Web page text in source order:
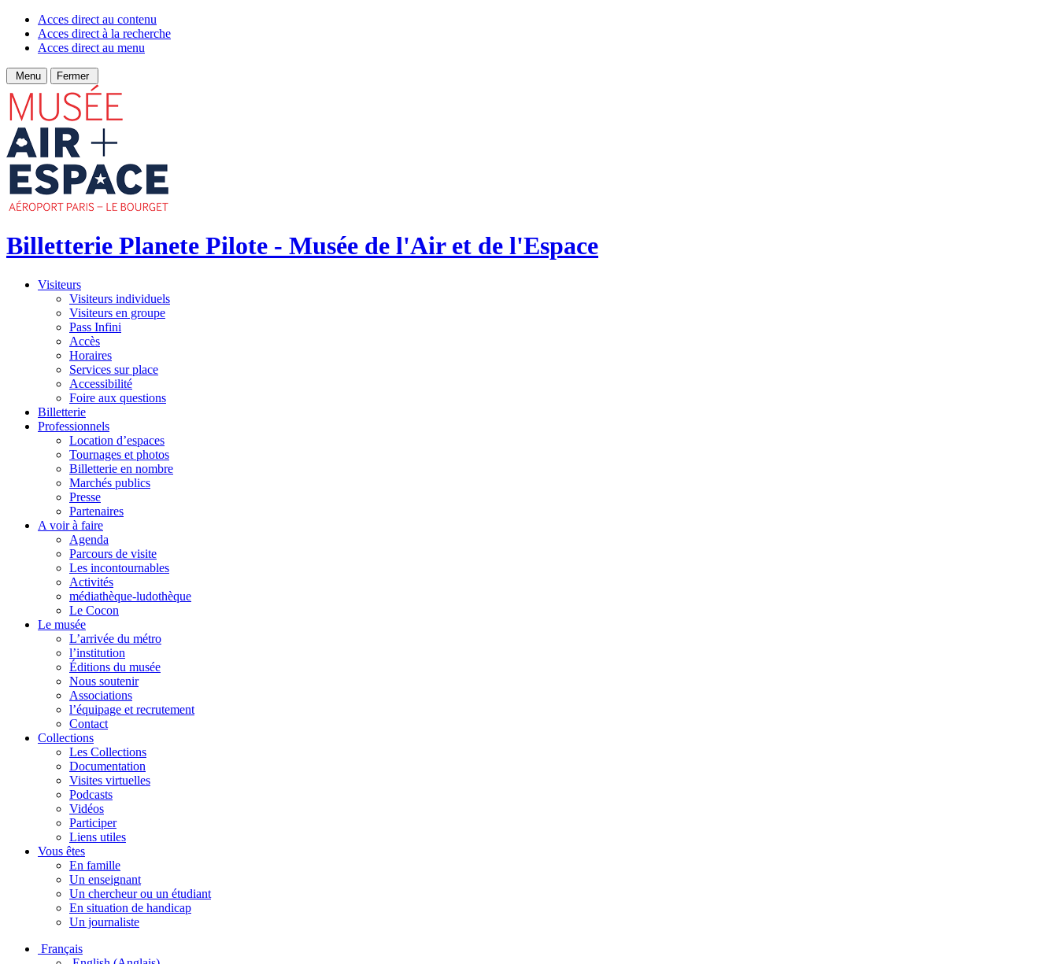
Acces direct au contenu
Acces direct à la recherche
Acces direct au menu
Menu Fermer
Billetterie Planete Pilote - Musée de l'Air et de l'Espace
Visiteurs
Visiteurs individuels
Visiteurs en groupe
Pass Infini
Accès
Horaires
Services sur place
Accessibilité
Foire aux questions
Billetterie
Professionnels
Location d’espaces
Tournages et photos
Billetterie en nombre
Marchés publics
Presse
Partenaires
A voir à faire
Agenda
Parcours de visite
Les incontournables
Activités
médiathèque-ludothèque
Le Cocon
Le musée
L’arrivée du métro
l’institution
Éditions du musée
Nous soutenir
Associations
l’équipage et recrutement
Contact
Collections
Les Collections
Documentation
Visites virtuelles
Podcasts
Vidéos
Participer
Liens utiles
Vous êtes
En famille
Un enseignant
Un chercheur ou un étudiant
En situation de handicap
Un journaliste
Français